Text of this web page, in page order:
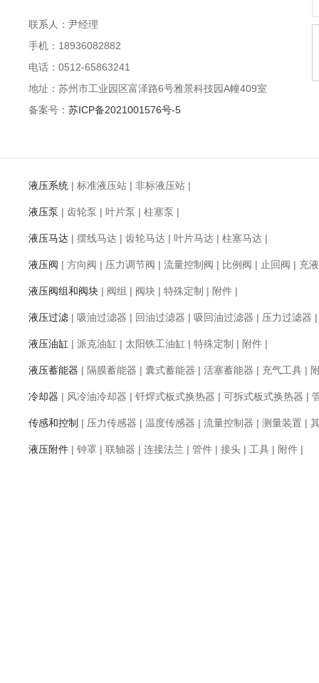
联系人：尹经理
手机：18936082882
电话：0512-65863241
地址：苏州市工业园区富泽路6号雅景科技园A幢409室
备案号： 苏ICP备2021001576号-5
液压系统 | 标准液压站 | 非标液压站 |
液压泵 | 齿轮泵 | 叶片泵 | 柱塞泵 |
液压马达 | 摆线马达 | 齿轮马达 | 叶片马达 | 柱塞马达 |
液压阀 | 方向阀 | 压力调节阀 | 流量控制阀 | 比例阀 | 止回阀 | 充
液压阀组和阀块 | 阀组 | 阀块 | 特殊定制 | 附件 |
液压过滤 | 吸油过滤器 | 回油过滤器 | 吸回油过滤器 | 压力过滤器
液压油缸 | 派克油缸 | 太阳铁工油缸 | 特殊定制 | 附件 |
液压蓄能器 | 隔膜蓄能器 | 囊式蓄能器 | 活塞蓄能器 | 充气工具 |
冷却器 | 风冷油冷却器 | 钎焊式板式换热器 | 可拆式板式换热器 |
传感和控制 | 压力传感器 | 温度传感器 | 流量控制器 | 测量装置 |
液压附件 | 钟罩 | 联轴器 | 连接法兰 | 管件 | 接头 | 工具 | 附件 |